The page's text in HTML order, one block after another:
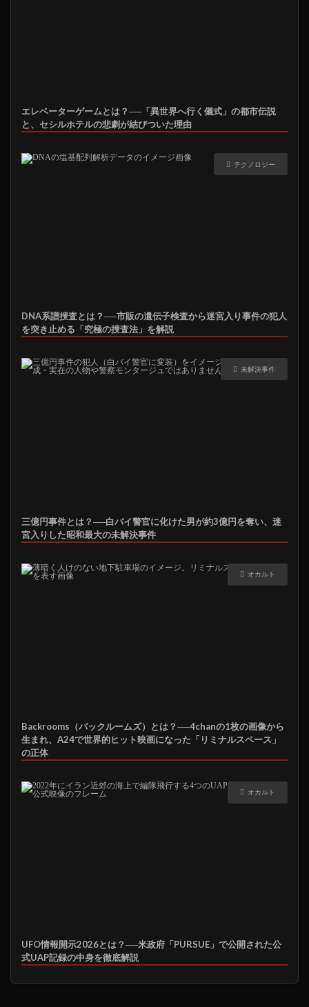
エレベーターゲームとは？──「異世界へ行く儀式」の都市伝説
と、セシルホテルの悲劇が結びついた理由
テクノロジー
DNA系譜捜査とは？──市販の遺伝子検査から迷宮入り事件の犯人
を突き止める「究極の捜査法」を解説
未解決事件
三億円事件とは？──白バイ警官に化けた男が約3億円を奪い、迷
宮入りした昭和最大の未解決事件
オカルト
Backrooms（バックルームズ）とは？──4chanの1枚の画像から
生まれ、A24で世界的ヒット映画になった「リミナルスペース」
の正体
オカルト
UFO情報開示2026とは？──米政府「PURSUE」で公開された公
式UAP記録の中身を徹底解説